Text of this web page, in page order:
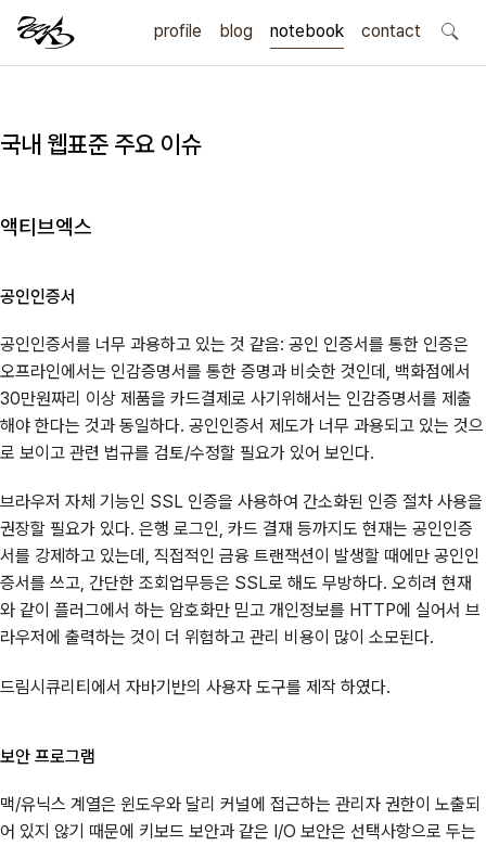
profile blog notebook contact
search
국내 웹표준 주요 이슈
액티브엑스
공인인증서
공인인증서를 너무 과용하고 있는 것 같음: 공인 인증서를 통한 인증은
오프라인에서는 인감증명서를 통한 증명과 비슷한 것인데, 백화점에서
30만원짜리 이상 제품을 카드결제로 사기위해서는 인감증명서를 제출
해야 한다는 것과 동일하다. 공인인증서 제도가 너무 과용되고 있는 것으
로 보이고 관련 법규를 검토/수정할 필요가 있어 보인다.
브라우저 자체 기능인 SSL 인증을 사용하여 간소화된 인증 절차 사용을
권장할 필요가 있다. 은행 로그인, 카드 결재 등까지도 현재는 공인인증
서를 강제하고 있는데, 직접적인 금융 트랜잭션이 발생할 때에만 공인인
증서를 쓰고, 간단한 조회업무등은 SSL로 해도 무방하다. 오히려 현재
와 같이 플러그에서 하는 암호화만 믿고 개인정보를 HTTP에 실어서 브
라우저에 출력하는 것이 더 위험하고 관리 비용이 많이 소모된다.
드림시큐리티에서 자바기반의 사용자 도구를 제작 하였다.
보안 프로그램
맥/유닉스 계열은 윈도우와 달리 커널에 접근하는 관리자 권한이 노출되
어 있지 않기 때문에 키보드 보안과 같은 I/O 보안은 선택사항으로 두는